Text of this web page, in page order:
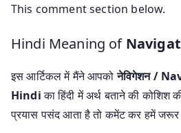
This comment section below.
Hindi Meaning of
इस आर्टिकल में मैंने आपकोनेविगेशन /
Hindiका हिंदी में अर्थ बताने की कोशिश
प्रयास पसंद आता है तो कमेंट कर हमें जरूर